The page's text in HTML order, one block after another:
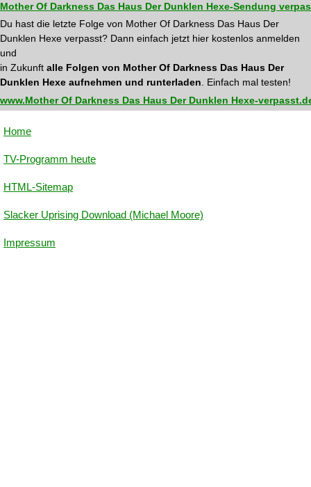
Mother Of Darkness Das Haus Der Dunklen Hexe-Sendung
Du hast die letzte Folge von Mother Of Darkness Das Haus Der
Dunklen Hexe verpasst? Dann einfach jetzt hier kostenlos anmelden
und
in Zukunft alle Folgen von Mother Of Darkness Das Haus Der
Dunklen Hexe aufnehmen und runterladen . Einfach mal testen!
www.Mother Of Darkness Das Haus Der Dunklen Hexe-
Home
TV-Programm heute
HTML-Sitemap
Slacker Uprising Download (Michael Moore)
Impressum